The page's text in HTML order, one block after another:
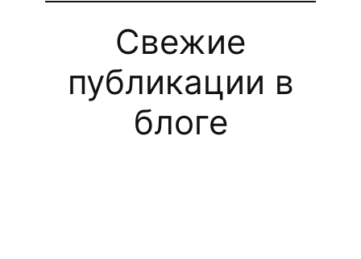
Свежие
публикации в
блоге